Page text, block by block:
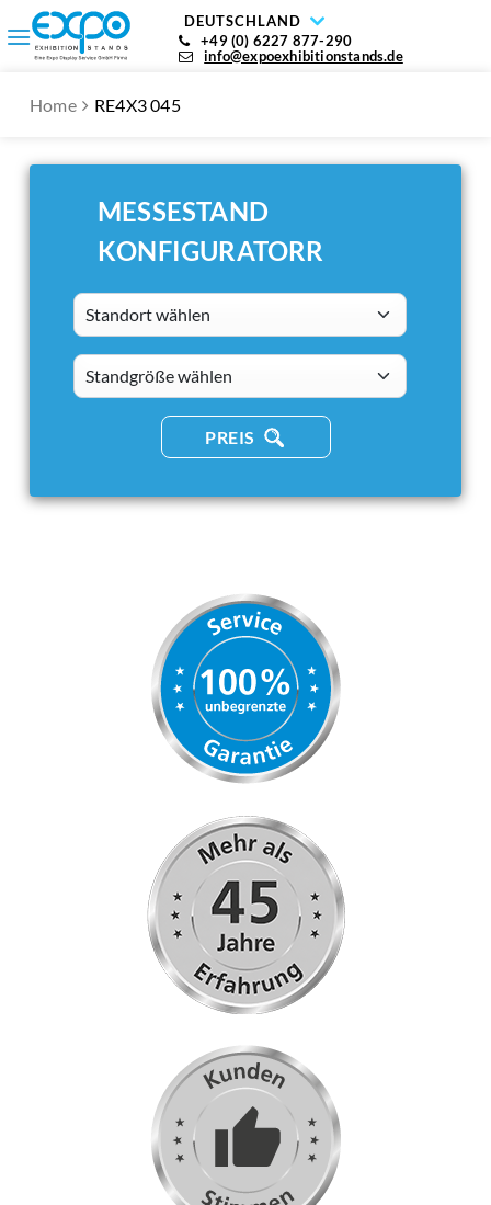
DEUTSCHLAND
+49 (0) 6227 877-290
info@expoexhibitionstands.de
Home RE4X3 045
MESSESTAND
KONFIGURATORR
Standort wählen
standsizes
PREIS